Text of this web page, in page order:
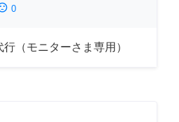
0
（モニターさま専用）